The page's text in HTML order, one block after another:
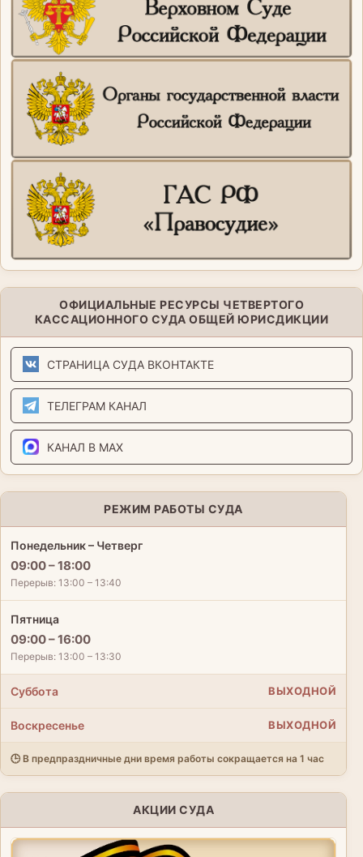
ОФИЦИАЛЬНЫЕ РЕСУРСЫ ЧЕТВЕРТОГО
КАССАЦИОННОГО СУДА ОБЩЕЙ ЮРИСДИКЦИИ
СТРАНИЦА СУДА ВКОНТАКТЕ
ТЕЛЕГРАМ КАНАЛ
КАНАЛ В MAX
РЕЖИМ РАБОТЫ СУДА
Понедельник – Четверг
09:00 – 18:00
Перерыв: 13:00 – 13:40
Пятница
09:00 – 16:00
Перерыв: 13:00 – 13:30
Суббота ВЫХОДНОЙ
Воскресенье ВЫХОДНОЙ
🕒 В предпраздничные дни время работы сокращается на 1 час
АКЦИИ СУДА